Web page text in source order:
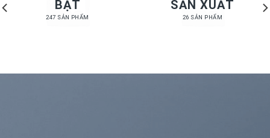
BẬT
247 SẢN PHẨM
SẢN XUẤT
26 SẢN PHẨM